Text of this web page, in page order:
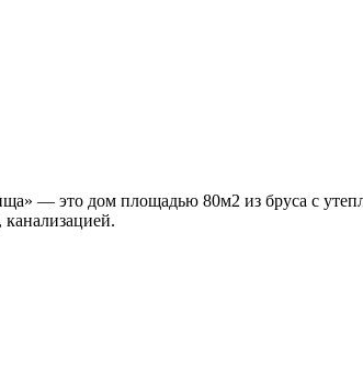
— это дом площадью 80м2 из бруса с